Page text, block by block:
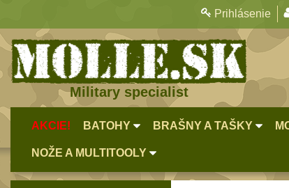
Prihlásenie
Military specialist
AKCIE! BATOHY BRAŠNY A TAŠKY
NOŽE A MULTITOOLY